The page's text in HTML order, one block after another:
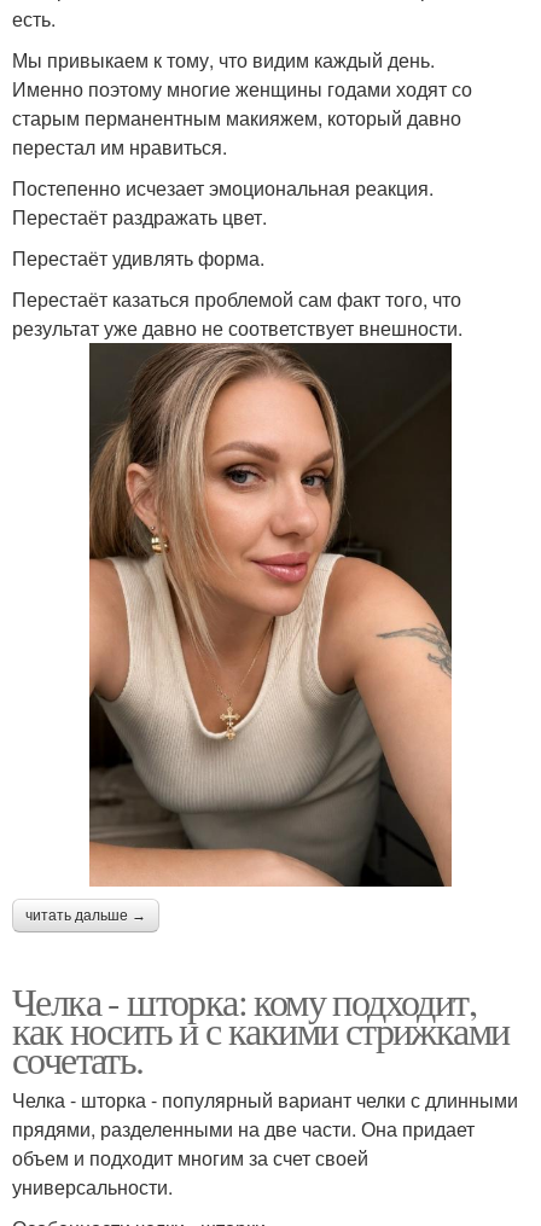
есть.
Мы привыкаем к тому, что видим каждый день.
Именно поэтому многие женщины годами ходят со
старым перманентным макияжем, который давно
перестал им нравиться.
Постепенно исчезает эмоциональная реакция.
Перестаёт раздражать цвет.
Перестаёт удивлять форма.
Перестаёт казаться проблемой сам факт того, что
результат уже давно не соответствует внешности.
читать дальше →
Челка - шторка: кому подходит,
как носить и с какими стрижками
сочетать.
Челка - шторка - популярный вариант челки с длинными
прядями, разделенными на две части. Она придает
объем и подходит многим за счет своей
универсальности.